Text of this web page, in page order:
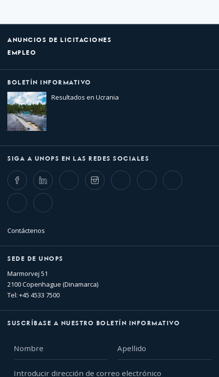
ANUNCIOS DE LICITACIONES
EMPLEO
BOLETÍN INFORMATIVO
Resultados en Ucrania
SIGA A UNOPS EN LAS REDES SOCIALES
FacebookLinkedIn Twitter InstagramWhatsappBluesky Threads
TikTok Flickr
Contáctenos
SEDE DE UNOPS
Marmorvej 51
2100 Copenhague (Dinamarca)
Tel: +45 4533 7500
SUSCRÍBASE A NUESTRO BOLETÍN INFORMATIVO